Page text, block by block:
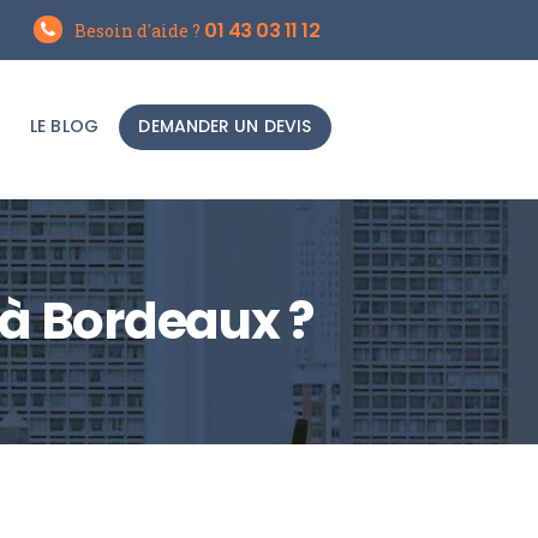
Besoin d'aide ? 01 43 03 11 12
LE BLOG DEMANDER UN DEVIS
Bordeaux ?